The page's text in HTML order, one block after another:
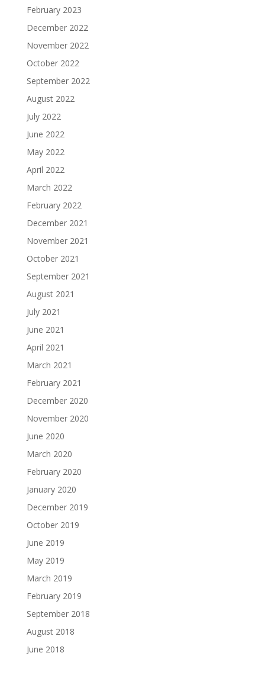
February 2023
December 2022
November 2022
October 2022
September 2022
August 2022
July 2022
June 2022
May 2022
April 2022
March 2022
February 2022
December 2021
November 2021
October 2021
September 2021
August 2021
July 2021
June 2021
April 2021
March 2021
February 2021
December 2020
November 2020
June 2020
March 2020
February 2020
January 2020
December 2019
October 2019
June 2019
May 2019
March 2019
February 2019
September 2018
August 2018
June 2018